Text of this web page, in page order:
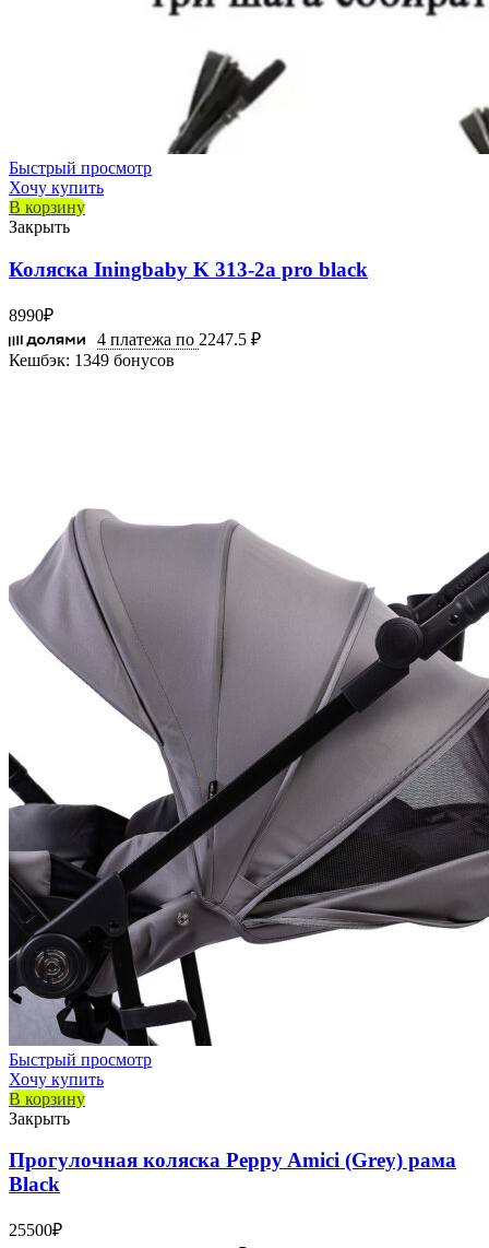
Быстрый просмотр
Хочу купить
В корзину
Закрыть
Коляска Iningbaby K 313-2a pro black
8990₽
4 платежа по 2247.5 ₽
Кешбэк: 1349 бонусов
Быстрый просмотр
Хочу купить
В корзину
Закрыть
Прогулочная коляска Peppy Amici (Grey) рама
Black
25500₽